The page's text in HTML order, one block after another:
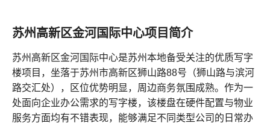
苏州高新区金河国际中心项目简介
苏州高新区金河国际中心是苏州本地备受关注的优质写字
楼项目，坐落于苏州市高新区狮山路88号（狮山路与滨河
路交汇处），区位优势明显，周边商务氛围成熟。作为一
处面向企业办公需求的写字楼，该楼盘在硬件配置与物业
服务方面均有不错表现，能够满足不同类型公司的日常办